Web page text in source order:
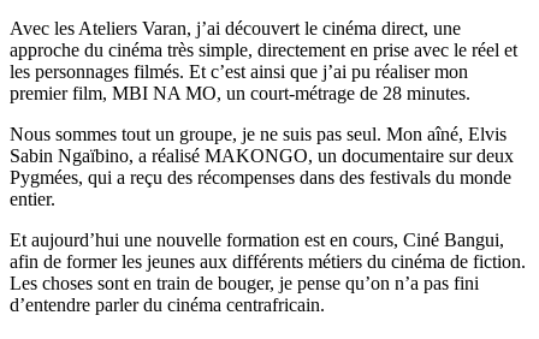
Avec les Ateliers Varan, j’ai découvert le cinéma direct, une
approche du cinéma très simple, directement en prise avec le réel et
les personnages filmés. Et c’est ainsi que j’ai pu réaliser mon
premier film, MBI NA MO, un court-métrage de 28 minutes.
Nous sommes tout un groupe, je ne suis pas seul. Mon aîné, Elvis
Sabin Ngaïbino, a réalisé MAKONGO, un documentaire sur deux
Pygmées, qui a reçu des récompenses dans des festivals du monde
entier.
Et aujourd’hui une nouvelle formation est en cours, Ciné Bangui,
afin de former les jeunes aux différents métiers du cinéma de fiction.
Les choses sont en train de bouger, je pense qu’on n’a pas fini
d’entendre parler du cinéma centrafricain.